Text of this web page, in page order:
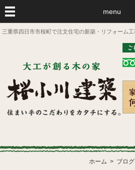
menu
三重県四日市市桜町で注文住宅の新築・リフォーム
ホーム ブログ